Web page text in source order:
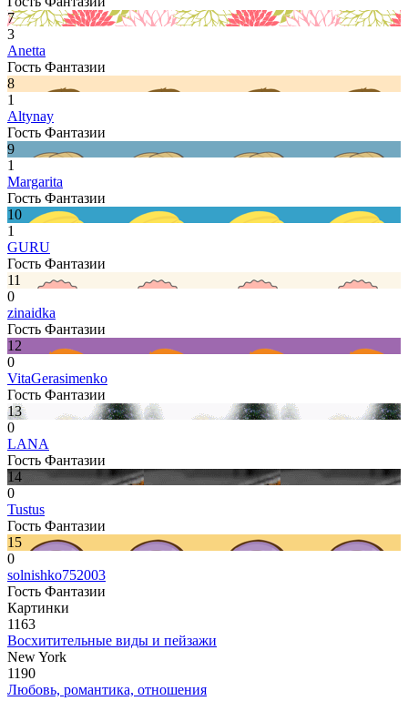
7
3
Anetta
Гость Фантазии
8
1
Altynay
Гость Фантазии
9
1
Margarita
Гость Фантазии
10
1
GURU
Гость Фантазии
11
0
zinaidka
Гость Фантазии
12
0
VitaGerasimenko
Гость Фантазии
13
0
LANA
Гость Фантазии
14
0
Tustus
Гость Фантазии
15
0
solnishko752003
Гость Фантазии
Картинки
1163
Восхитительные виды и пейзажи
New York
1190
Любовь, романтика, отношения